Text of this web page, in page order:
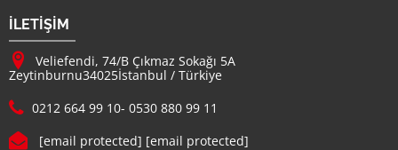
İLETİŞİM
Adresimiz :
Veliefendi, 74/B Çıkmaz Sokağı 5A
Zeytinburnu34025İstanbul / Türkiye
Telefon :
0212 664 99 10- 0530 880 99 11
E-mail :
[email protected] [email protected]